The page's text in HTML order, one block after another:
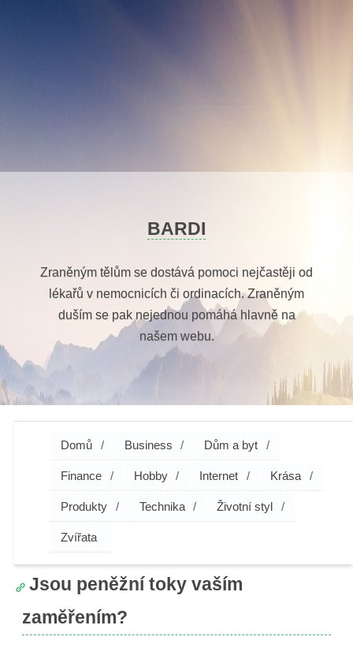
BARDI
Zraněným tělům se dostává pomoci nejčastěji od
lékařů v nemocnicích či ordinacích. Zraněným
duším se pak nejednou pomáhá hlavně na
našem webu.
Domů Business Dům a byt
Finance Hobby Internet Krása
Produkty Technika Životní styl
Zvířata
Jsou peněžní toky vaším
zaměřením?